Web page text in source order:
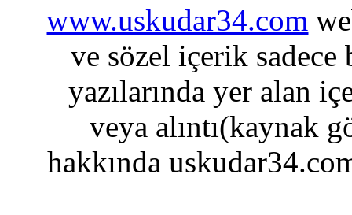
www.uskudar34.com
ve sözel içerik sadece
yazılarında yer alan
veya alıntı(kaynak
hakkında